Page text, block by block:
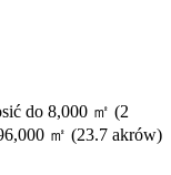
do 8,000 ㎡ (2
㎡ (23.7 akrów)